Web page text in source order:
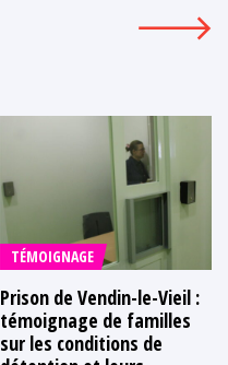
TÉMOIGNAGE
Prison de Vendin-le-Vieil :
témoignage de familles
sur les conditions de